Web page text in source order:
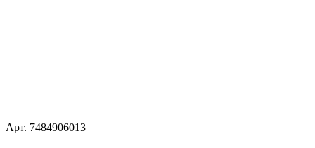
Арт. 7484906013